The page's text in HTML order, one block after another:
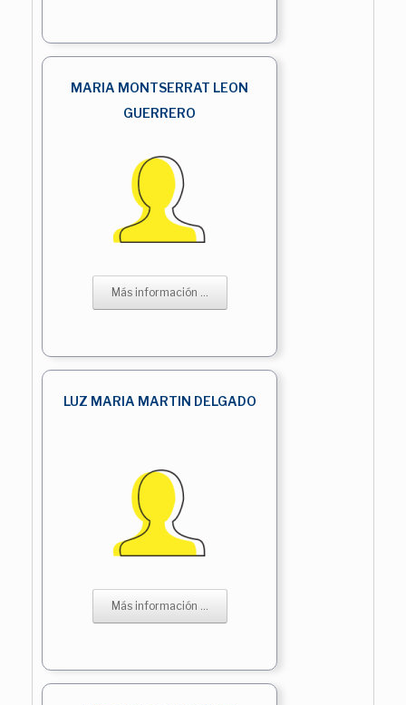
MARIA MONTSERRAT LEON
GUERRERO
Más información ...
LUZ MARIA MARTIN DELGADO
Más información ...